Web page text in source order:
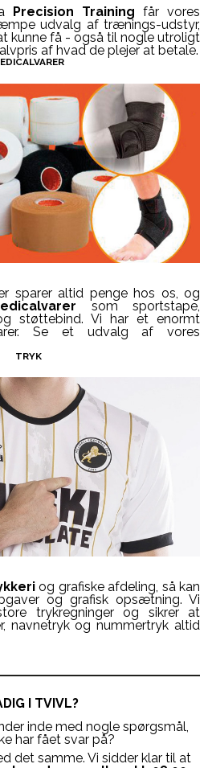
Precision Training får vores
udvalg af trænings-udstyr,
kunne få - også til nogle utroligt
af hvad de plejer at betale.
sparer altid penge hos os, og
som sportstape,
støttebind. Vi har et enormt
Se et udvalg af vores
TRYK
og grafiske afdeling, så kan
og grafisk opsætning. Vi
trykregninger og sikrer at
navnetryk og nummertryk altid
I TVIVL?
inde med nogle spørgsmål,
har fået svar på?
det samme. Vi sidder klar til at